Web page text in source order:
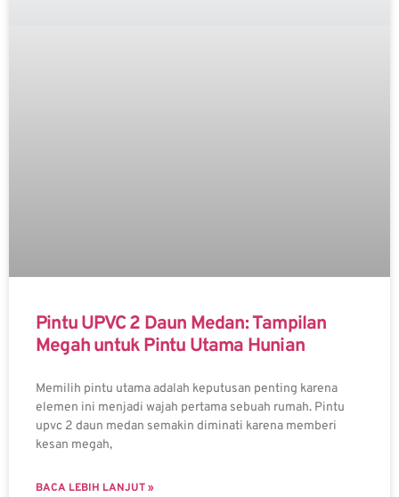
Pintu UPVC 2 Daun Medan: Tampilan
Megah untuk Pintu Utama Hunian
Memilih pintu utama adalah keputusan penting karena
elemen ini menjadi wajah pertama sebuah rumah. Pintu
upvc 2 daun medan semakin diminati karena memberi
kesan megah,
BACA LEBIH LANJUT »